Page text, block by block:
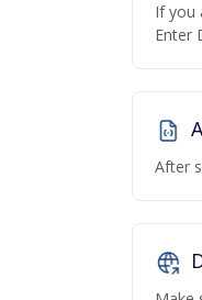
If you
Enter
After